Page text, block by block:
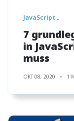
JavaScript
7
in
muss
OKT 08, 2020 1